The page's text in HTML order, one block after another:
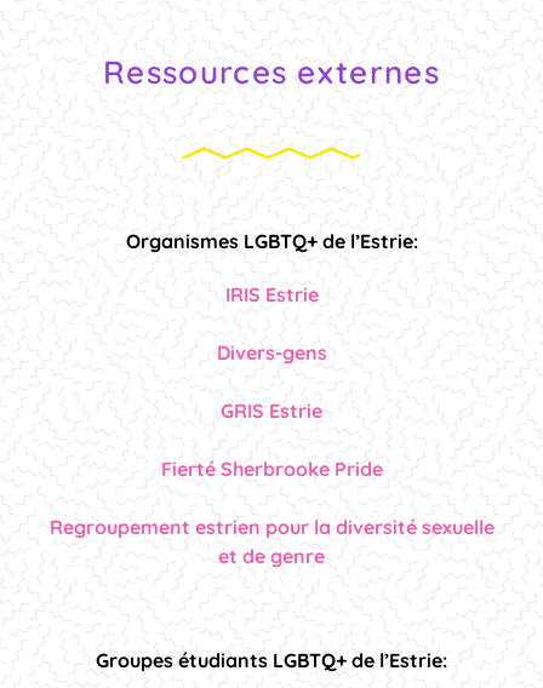
Ressources externes
Organismes LGBTQ+ de l’Estrie:
IRIS Estrie
Divers-gens
GRIS Estrie
Fierté Sherbrooke Pride
Regroupement estrien pour la diversité sexuelle
et de genre
Groupes étudiants LGBTQ+ de l’Estrie: